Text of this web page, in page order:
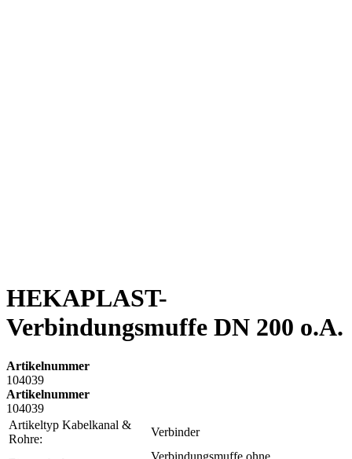
HEKAPLAST-
Verbindungsmuffe DN 200 o.A.
Artikelnummer
104039
Artikelnummer
104039
Artikeltyp Kabelkanal &
Rohre:
Verbinder
Verbindungsmuffe ohne